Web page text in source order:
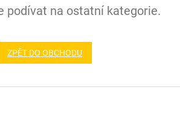
podívat na ostatní kategorie.
ZPĚT DO OBCHODU